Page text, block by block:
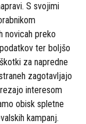
S svojimi
novicah preko
ter boljšo
za napredne
zagotavljajo
interesom
obisk spletne
kampanj.